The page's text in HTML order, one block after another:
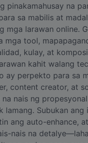
pinakamahusay na
sa mabilis at
mga larawan online.
mga tool,
kulay, at
kahit walang
ay perpekto para sa
content creator, at
na nais ng
lamang. Subukan ang
ang auto-enhance,
nais na